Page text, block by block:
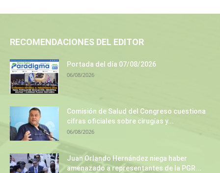
RECOMENDACIONES DEL EDITOR
Portada del día 07/08/2026
06/08/2026
Comisión de Salud del Congreso cuestiona
cifras oficiales sobre cirugías y...
06/08/2026
Juan Orlando Hernández niega haber
amenazado a representantes de la PGR...